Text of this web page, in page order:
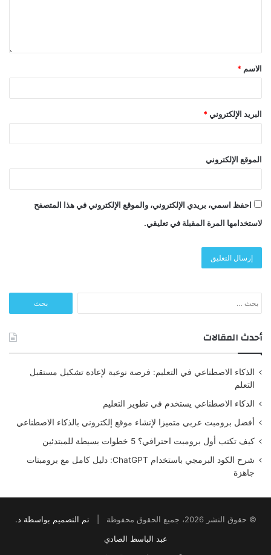
الاسم *
البريد الإلكتروني *
الموقع الإلكتروني
احفظ اسمي، بريدي الإلكتروني، والموقع الإلكتروني في هذا المتصفح
لاستخدامها المرة المقبلة في تعليقي.
عن:
أحدث المقالات
الذكاء الاصطناعي في التعليم: فرصة نوعية لإعادة تشكيل مستقبل
التعلم
الذكاء الاصطناعي يستخدم في تطوير التعليم
أفضل برومبت عربي متميزا لإنشاء موقع إلكتروني بالذكاء الاصطناعي
كيف تكتب أول برومبت احترافي؟ 5 خطوات بسيطة للمبتدئين
شرح الكود البرمجي باستخدام ChatGPT: دليل كامل مع برومبتات
جاهزة
© حقوق النشر 2026، جميع الحقوق محفوظة |
تم التصميم بواسطة د.
عبد الباسط الصادي